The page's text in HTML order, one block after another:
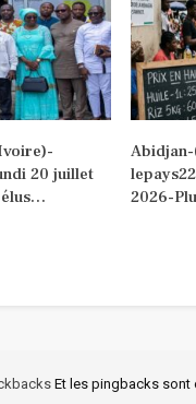
20 juillet
2026-
Et les pingbacks sont